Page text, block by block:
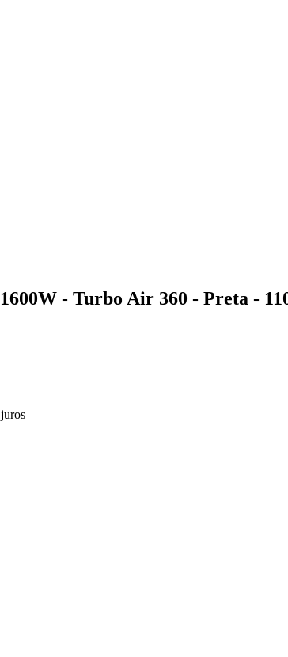
- Turbo Air 360 - Preta -